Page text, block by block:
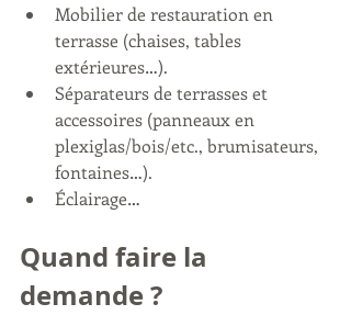
Mobilier de restauration en
terrasse (chaises, tables
extérieures…).
Séparateurs de terrasses et
accessoires (panneaux en
plexiglas/bois/etc., brumisateurs,
fontaines…).
Éclairage…
Quand faire la
demande ?